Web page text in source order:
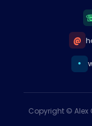
@
●
Copyright © Alex